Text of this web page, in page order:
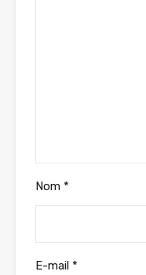
Nom *
E-mail *